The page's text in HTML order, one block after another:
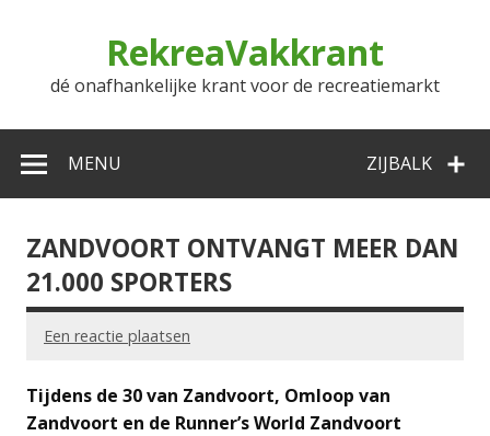
RekreaVakkrant
dé onafhankelijke krant voor de recreatiemarkt
ZIJBALK
MENU
ZANDVOORT ONTVANGT MEER DAN
21.000 SPORTERS
Een reactie plaatsen
Tijdens de 30 van Zandvoort, Omloop van
Zandvoort en de Runner’s World Zandvoort